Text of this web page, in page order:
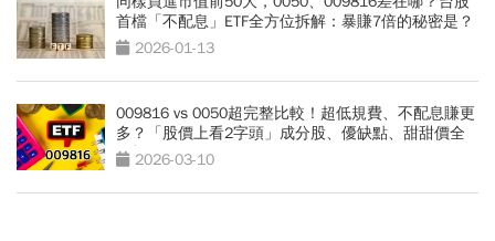
首檔「不配息」ETF全方位拆解：暴賺7倍的秘密是？
2026-01-13
009816 vs 0050超完整比較！超低規費、不配息賺更
多？「股價上看2字頭」成分股、優缺點、甜甜價全
解析2026-03-10